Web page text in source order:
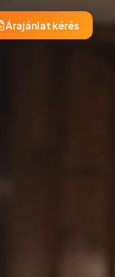
Árajánlat kérés